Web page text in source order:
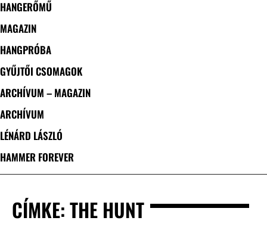
HANGERŐMŰ
MAGAZIN
HANGPRÓBA
GYŰJTŐI CSOMAGOK
ARCHÍVUM – MAGAZIN
ARCHÍVUM
LÉNÁRD LÁSZLÓ
HAMMER FOREVER
CÍMKE: THE HUNT